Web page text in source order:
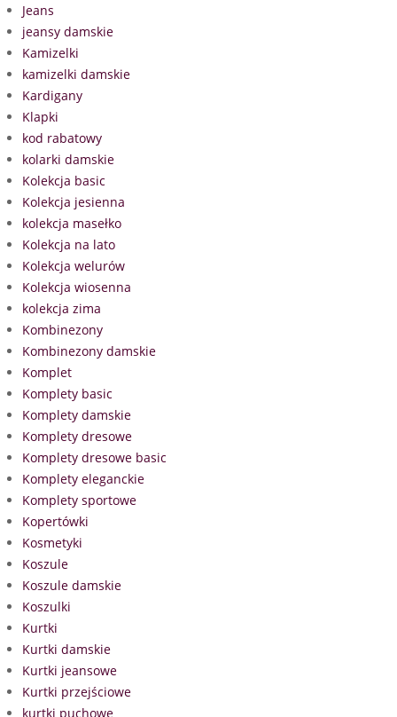
Jeans
jeansy damskie
Kamizelki
kamizelki damskie
Kardigany
Klapki
kod rabatowy
kolarki damskie
Kolekcja basic
Kolekcja jesienna
kolekcja masełko
Kolekcja na lato
Kolekcja welurów
Kolekcja wiosenna
kolekcja zima
Kombinezony
Kombinezony damskie
Komplet
Komplety basic
Komplety damskie
Komplety dresowe
Komplety dresowe basic
Komplety eleganckie
Komplety sportowe
Kopertówki
Kosmetyki
Koszule
Koszule damskie
Koszulki
Kurtki
Kurtki damskie
Kurtki jeansowe
Kurtki przejściowe
kurtki puchowe